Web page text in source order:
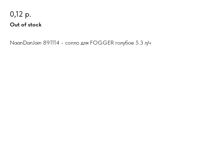
0,12 р.
Out of stock
NaanDanJain 891114 - сопло для FOGGER голубое 5.3 л/ч